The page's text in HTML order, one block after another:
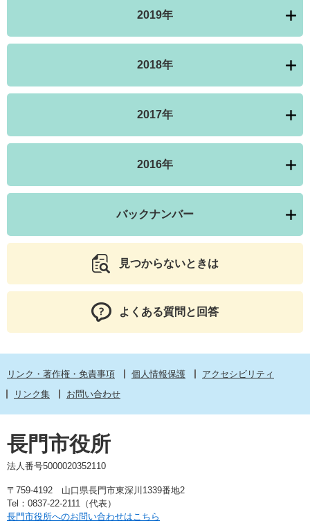
2019年
2018年
2017年
2016年
バックナンバー
見つからないときは
よくある質問と回答
リンク・著作権・免責事項 個人情報保護
アクセシビリティ
リンク集
お問い合わせ
長門市役所
法人番号5000020352110
〒759-4192 山口県長門市東深川1339番地2
Tel：0837-22-2111（代表）
長門市役所へのお問い合わせはこちら